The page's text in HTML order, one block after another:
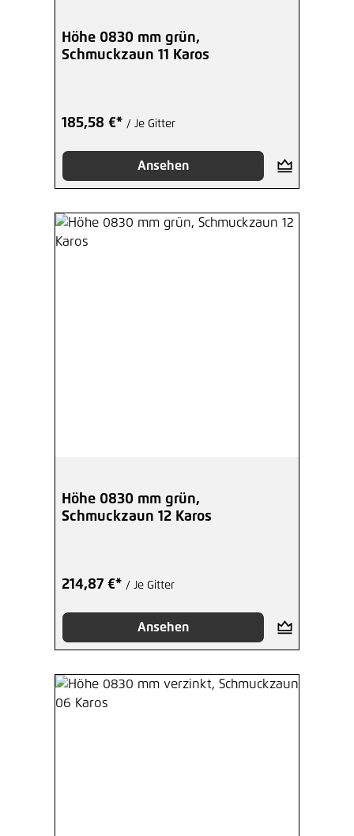
Höhe 0830 mm grün,
Schmuckzaun 11 Karos
185,58 €* / Je Gitter
Ansehen
Höhe 0830 mm grün,
Schmuckzaun 12 Karos
214,87 €* / Je Gitter
Ansehen